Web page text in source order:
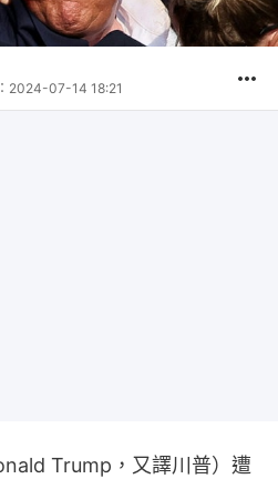
2024-07-14 18:21
Trump，又譯川普）遭